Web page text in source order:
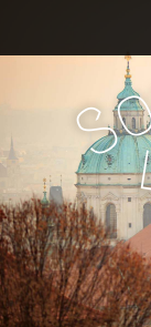
e
n
u
i
c
n
t
e
n
t
S